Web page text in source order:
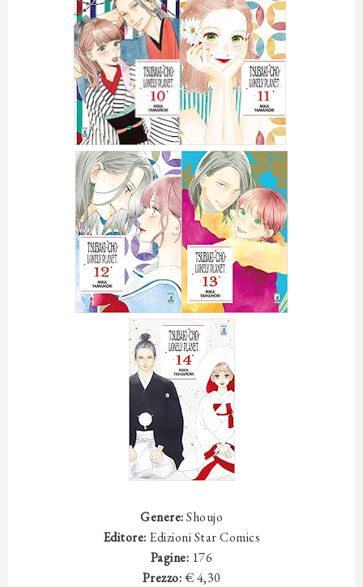
Genere:Shoujo
Editore: Edizioni Star Comics
Pagine: 176
Prezzo:€ 4,30